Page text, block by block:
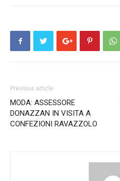
Previous article
MODA: ASSESSORE
DONAZZAN IN VISITA A
CONFEZIONI RAVAZZOLO